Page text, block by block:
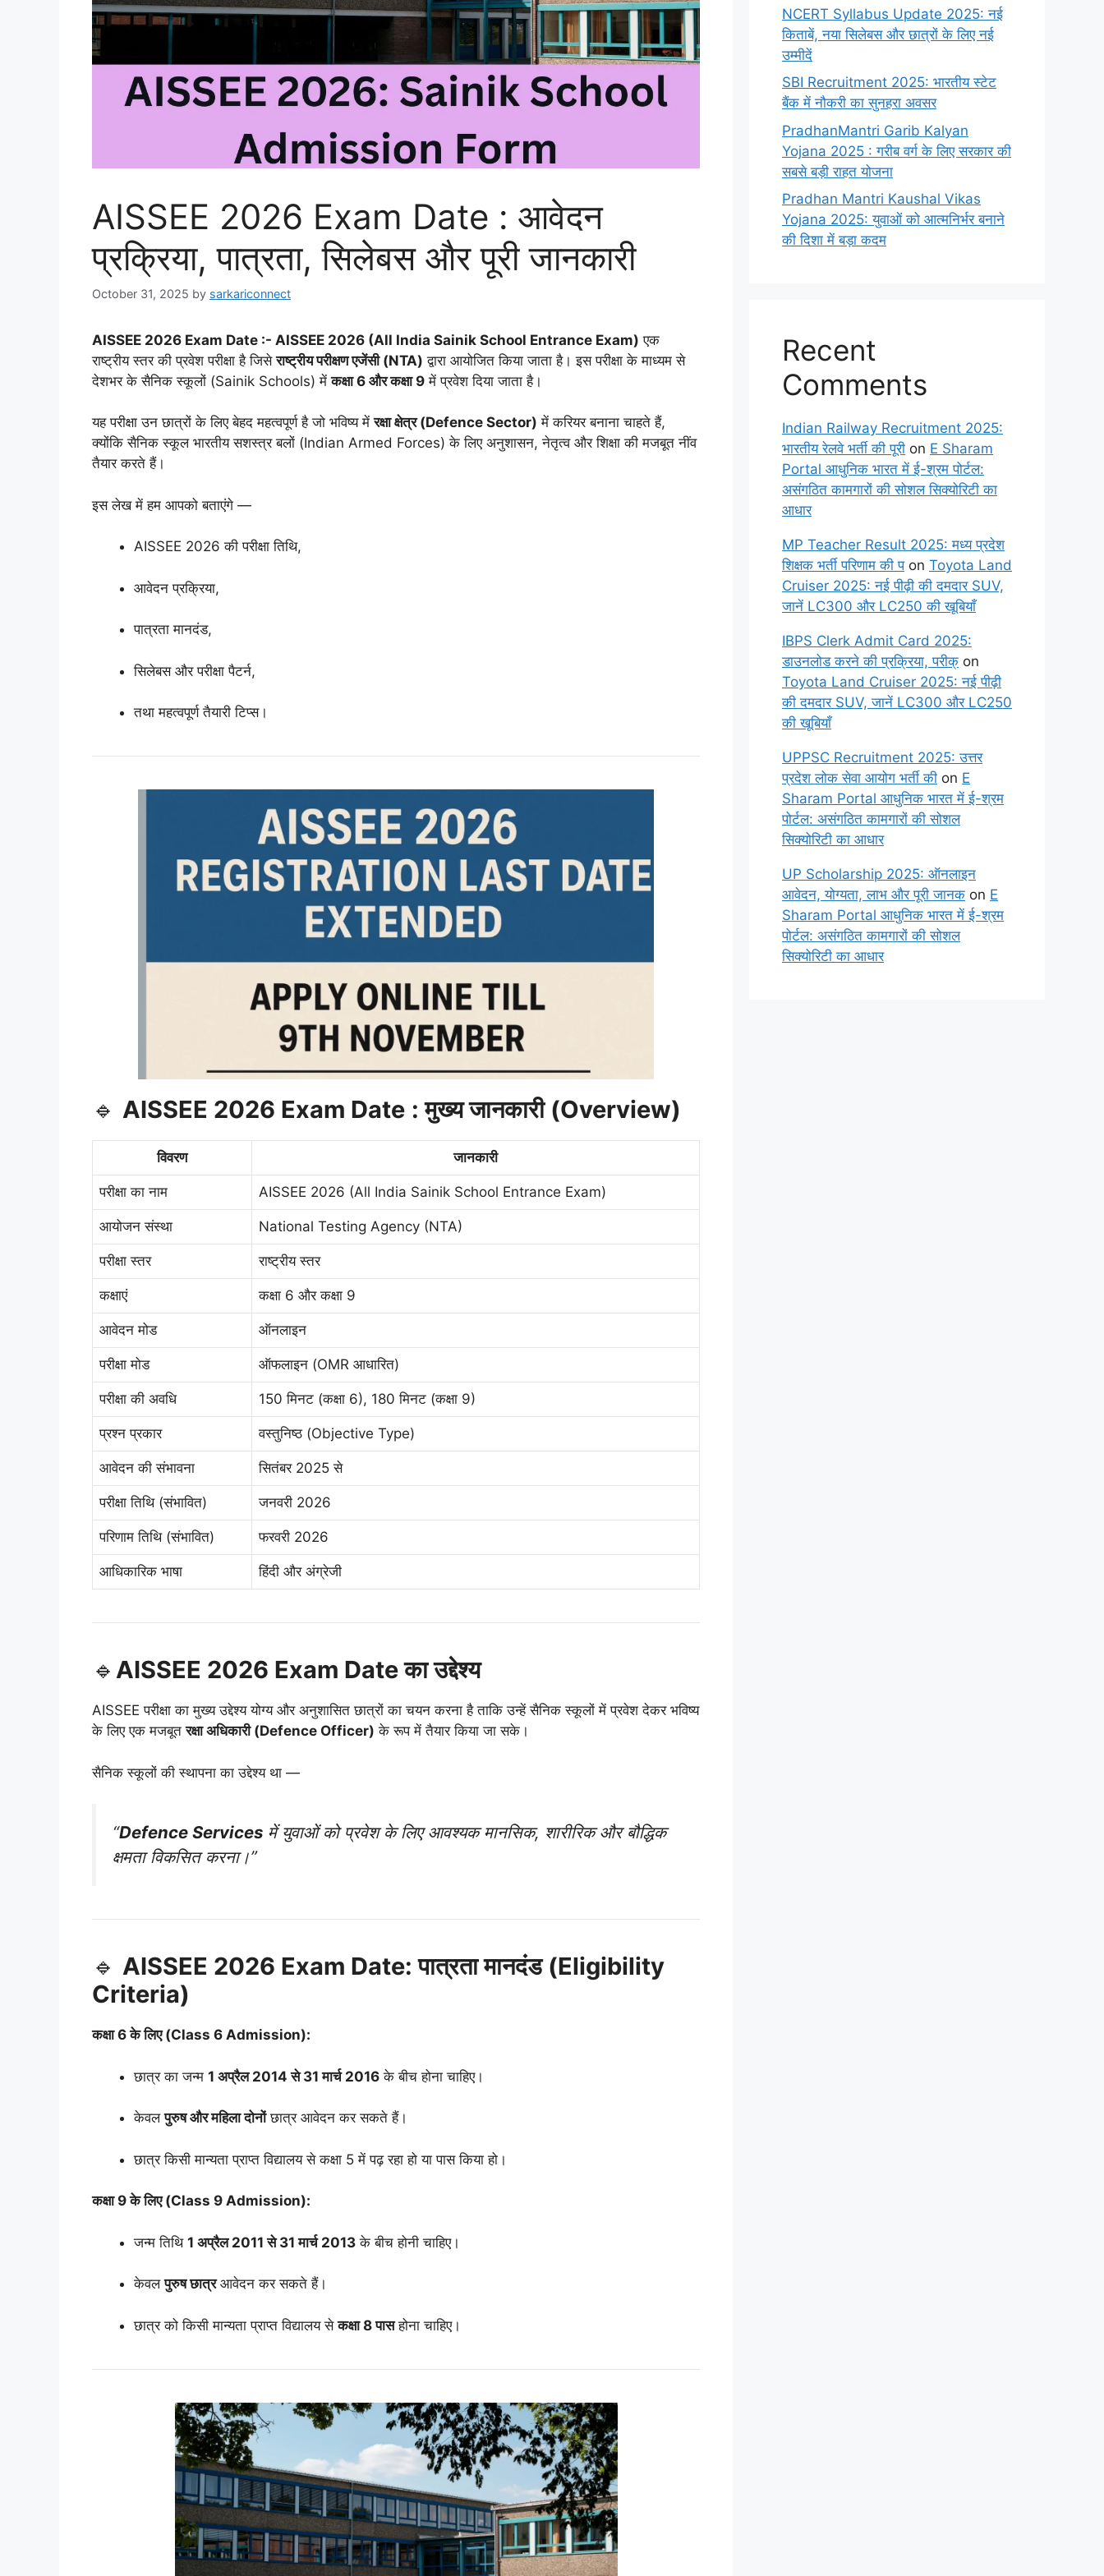
AISSEE 2026 Exam Date : आवेदन
प्रक्रिया, पात्रता, सिलेबस और पूरी जानकारी
October 31, 2025 by sarkariconnect
AISSEE 2026 Exam Date :- AISSEE 2026 (All India Sainik School Entrance Exam) एक
राष्ट्रीय स्तर की प्रवेश परीक्षा है जिसेराष्ट्रीय परीक्षण एजेंसी (NTA) द्वारा आयोजित किया जाता है। इस परीक्षा के माध्यम से
देशभर के सैनिक स्कूलों (Sainik Schools) मेंकक्षा 6 और कक्षा 9 में प्रवेश दिया जाता है।
यह परीक्षा उन छात्रों के लिए बेहद महत्वपूर्ण है जो भविष्य मेंरक्षा क्षेत्र (Defence Sector) में करियर बनाना चाहते हैं,
क्योंकि सैनिक स्कूल भारतीय सशस्त्र बलों (Indian Armed Forces) के लिए अनुशासन, नेतृत्व और शिक्षा की मजबूत नींव
तैयार करते हैं।
इस लेख में हम आपको बताएंगे —
AISSEE 2026 की परीक्षा तिथि,
आवेदन प्रक्रिया,
पात्रता मानदंड,
सिलेबस और परीक्षा पैटर्न,
तथा महत्वपूर्ण तैयारी टिप्स।
🔹 AISSEE 2026 Exam Date : मुख्य जानकारी (Overview)
विवरण जानकारी
परीक्षा का नाम AISSEE 2026 (All India Sainik School Entrance Exam)
आयोजन संस्था National Testing Agency (NTA)
परीक्षा स्तर राष्ट्रीय स्तर
कक्षाएं कक्षा 6 और कक्षा 9
आवेदन मोड ऑनलाइन
परीक्षा मोड ऑफलाइन (OMR आधारित)
परीक्षा की अवधि 150 मिनट (कक्षा 6), 180 मिनट (कक्षा 9)
प्रश्न प्रकार वस्तुनिष्ठ (Objective Type)
आवेदन की संभावना सितंबर 2025 से
परीक्षा तिथि (संभावित) जनवरी 2026
परिणाम तिथि (संभावित) फरवरी 2026
आधिकारिक भाषा हिंदी और अंग्रेजी
🔹 AISSEE 2026 Exam Date का उद्देश्य
AISSEE परीक्षा का मुख्य उद्देश्य योग्य और अनुशासित छात्रों का चयन करना है ताकि उन्हें सैनिक स्कूलों में प्रवेश देकर भविष्य
के लिए एक मजबूतरक्षा अधिकारी (Defence Officer) के रूप में तैयार किया जा सके।
सैनिक स्कूलों की स्थापना का उद्देश्य था —
“Defence Services में युवाओं को प्रवेश के लिए आवश्यक मानसिक, शारीरिक और बौद्धिक
क्षमता विकसित करना।”
🔹 AISSEE 2026 Exam Date: पात्रता मानदंड (Eligibility
Criteria)
कक्षा 6 के लिए (Class 6 Admission):
छात्र का जन्म 1 अप्रैल 2014 से 31 मार्च 2016 के बीच होना चाहिए।
केवलपुरुष और महिला दोनोंछात्र आवेदन कर सकते हैं।
छात्र किसी मान्यता प्राप्त विद्यालय से कक्षा 5 में पढ़ रहा हो या पास किया हो।
कक्षा 9 के लिए (Class 9 Admission):
जन्म तिथि 1 अप्रैल 2011 से 31 मार्च 2013 के बीच होनी चाहिए।
केवलपुरुष छात्रआवेदन कर सकते हैं।
छात्र को किसी मान्यता प्राप्त विद्यालय सेकक्षा 8 पासहोना चाहिए।
NCERT Syllabus Update 2025: नई
किताबें, नया सिलेबस और छात्रों के लिए नई
उम्मीदें
SBI Recruitment 2025: भारतीय स्टेट
बैंक में नौकरी का सुनहरा अवसर
PradhanMantri Garib Kalyan
Yojana 2025 : गरीब वर्ग के लिए सरकार की
सबसे बड़ी राहत योजना
Pradhan Mantri Kaushal Vikas
Yojana 2025: युवाओं को आत्मनिर्भर बनाने
की दिशा में बड़ा कदम
Recent
Comments
Indian Railway Recruitment 2025:
भारतीय रेलवे भर्ती की पूरी on E Sharam
Portal आधुनिक भारत में ई-श्रम पोर्टल:
असंगठित कामगारों की सोशल सिक्योरिटी का
आधार
MP Teacher Result 2025: मध्य प्रदेश
शिक्षक भर्ती परिणाम की पon Toyota Land
Cruiser 2025: नई पीढ़ी की दमदार SUV,
जानें LC300 और LC250 की खूबियाँ
IBPS Clerk Admit Card 2025:
डाउनलोड करने की प्रक्रिया, परीक् on
Toyota Land Cruiser 2025: नई पीढ़ी
की दमदार SUV, जानें LC300 और LC250
की खूबियाँ
UPPSC Recruitment 2025: उत्तर
प्रदेश लोक सेवा आयोग भर्ती की on E
Sharam Portal आधुनिक भारत में ई-श्रम
पोर्टल: असंगठित कामगारों की सोशल
सिक्योरिटी का आधार
UP Scholarship 2025: ऑनलाइन
आवेदन, योग्यता, लाभ और पूरी जानक on E
Sharam Portal आधुनिक भारत में ई-श्रम
पोर्टल: असंगठित कामगारों की सोशल
सिक्योरिटी का आधार